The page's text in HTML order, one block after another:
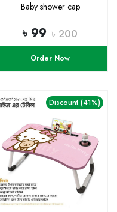
Baby shower cap
৳ 99 ৳ 200
Order Now
Discount (41%)